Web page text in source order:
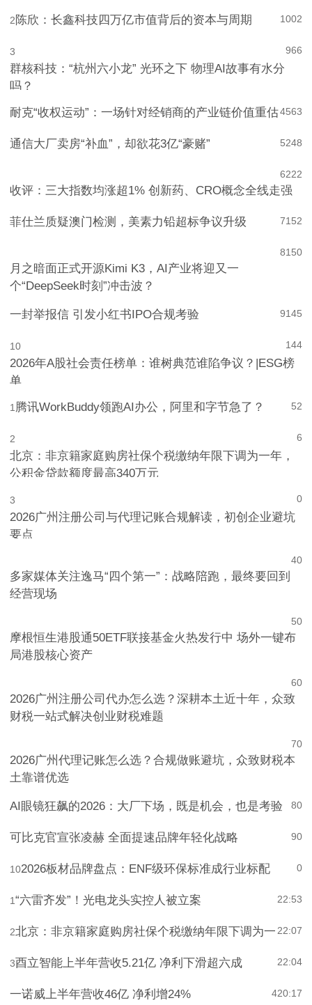
1002
2陈欣：长鑫科技四万亿市值背后的资本与周期
966
3
群核科技：“杭州六小龙” 光环之下 物理AI故事有水分
吗？
563
4
耐克“收权运动”：一场针对经销商的产业链价值重估
248
5
通信大厂卖房“补血”，却欲花3亿“豪赌”
222
6
收评：三大指数均涨超1% 创新药、CRO概念全线走强
152
7
菲仕兰质疑澳门检测，美素力铅超标争议升级
150
8
月之暗面正式开源Kimi K3，AI产业将迎又一
个“DeepSeek时刻”冲击波？
145
9
一封举报信 引发小红书IPO合规考验
144
10
2026年A股社会责任榜单：谁树典范谁陷争议？|ESG榜
单
52
1腾讯WorkBuddy领跑AI办公，阿里和字节急了？
6
2
北京：非京籍家庭购房社保个税缴纳年限下调为一年，
公积金贷款额度最高340万元
0
3
2026广州注册公司与代理记账合规解读，初创企业避坑
要点
0
4
多家媒体关注逸马“四个第一”：战略陪跑，最终要回到
经营现场
0
5
摩根恒生港股通50ETF联接基金火热发行中 场外一键布
局港股核心资产
0
6
2026广州注册公司代办怎么选？深耕本土近十年，众致
财税一站式解决创业财税难题
0
7
2026广州代理记账怎么选？合规做账避坑，众致财税本
土靠谱优选
0
8
AI眼镜狂飙的2026：大厂下场，既是机会，也是考验
0
9
可比克官宣张凌赫 全面提速品牌年轻化战略
0
102026板材品牌盘点：ENF级环保标准成行业标配
22:53
1 “六雷齐发”！光电龙头实控人被立案
22:07
2北京：非京籍家庭购房社保个税缴纳年限下调为一
22:04
3酉立智能上半年营收5.21亿 净利下滑超六成
20:17
4
一诺威上半年营收46亿 净利增24%